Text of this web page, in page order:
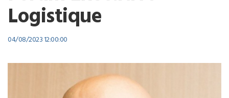
Logistique
04/08/2023 12:00:00